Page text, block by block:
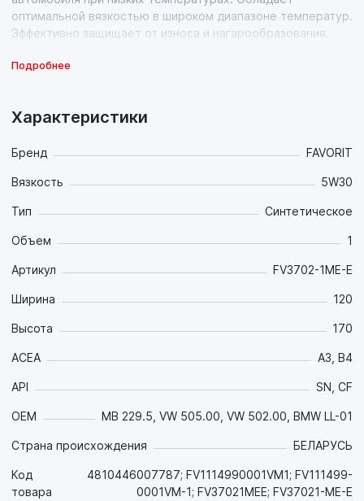
оптимальной вязкостью в широком диапазоне температур.
Эффективно защищает от износа и нагарообразования.
Подробнее
Характеристики
Бренд FAVORIT
Вязкость 5W30
Тип Синтетическое
Объем 1
Артикул FV3702-1ME-E
Ширина 120
Высота 170
ACEA A3, B4
API SN, CF
OEM MB 229.5, VW 505.00, VW 502.00, BMW LL-01
Страна происхождения БЕЛАРУСЬ
Код
товара
4810446007787; FV1114990001VM1; FV111499-
0001VM-1; FV37021MEE; FV37021-ME-E